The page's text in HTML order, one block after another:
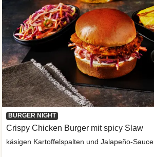
BURGER NIGHT
Crispy Chicken Burger mit spicy Slaw
käsigen Kartoffelspalten und Jalapeño-Sauce